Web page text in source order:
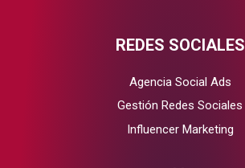
REDES SOCIALES
Agencia Social Ads
Gestión Redes Sociales
Influencer Marketing